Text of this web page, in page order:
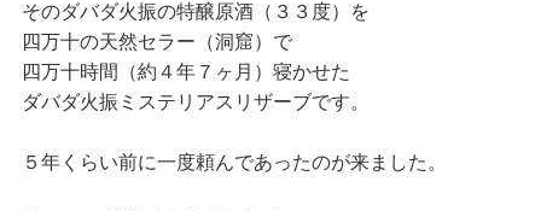
そのダバダ火振の特醸原酒（３３度）を
四万十の天然セラー（洞窟）で
四万十時間（約４年７ヶ月）寝かせた
ダバダ火振ミステリアスリザーブです。
５年くらい前に一度頼んであったのが来ました。